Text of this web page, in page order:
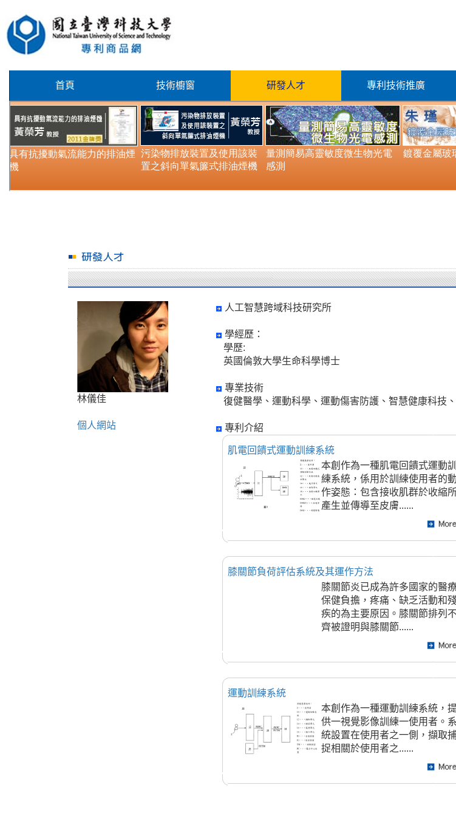
首頁 技術櫥窗 研發人才 專利技術推廣
林儀佳
個人網站
人工智慧跨域科技研究所
學經歷：
學歷:
英國倫敦大學生命科學博士
專業技術
復健醫學、運動科學、運動傷害防護、智慧健康科技
專利介紹
肌電回饋式運動訓練系統
本創作為一種肌電回饋式運動訓
練系統，係用於訓練使用者的動
作姿態：包含接收肌群於收縮
產生並傳導至皮膚......
膝關節負荷評估系統及其運作方法
膝關節炎已成為許多國家的醫
保健負擔，疼痛、缺乏活動和
疾的為主要原因。膝關節排列不
齊被證明與膝關節......
運動訓練系統
本創作為一種運動訓練系統，提
供一視覺影像訓練一使用者。系
統設置在使用者之一側，擷取
捉相關於使用者之......